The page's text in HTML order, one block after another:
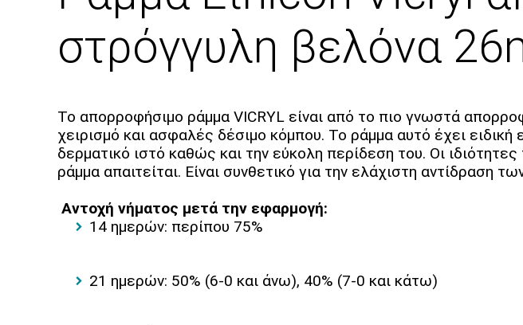
στρόγγυλη βελόνα
To απορροφήσιμο ράμμα VICRYL είναι από το πιο γνωστά
χειρισμό και ασφαλές δέσιμο κόμπου. Το ράμμα αυτό έχει
δερματικό ιστό καθώς και την εύκολη περίδεση του. Οι
ράμμα απαιτείται. Είναι συνθετικό για την ελάχιστη αντίδραση
Αντοχή νήματος μετά την εφαρμογή:
14 ημερών: περίπου 75%
21 ημερών: 50% (6-0 και άνω), 40% (7-0 και κάτω)